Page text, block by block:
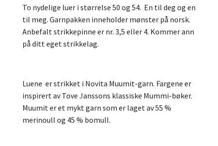
To nydelige luer i størrelse 50 og 54. En til deg og en
til meg. Garnpakken inneholder mønster på norsk.
Anbefalt strikkepinne er nr. 3,5 eller 4. Kommer ann
på ditt eget strikkelag.
Luene er strikket i Novita Muumit-garn. Fargene er
inspirert av Tove Janssons klassiske Mummi-bøker.
Muumit er et mykt garn som er laget av 55 %
merinoull og 45 % bomull.